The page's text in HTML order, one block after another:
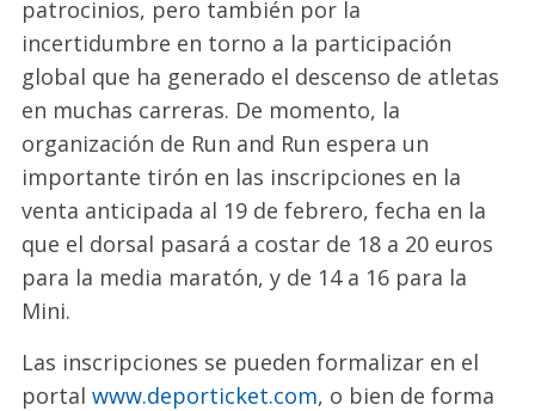
patrocinios, pero también por la
incertidumbre en torno a la participación
global que ha generado el descenso de atletas
en muchas carreras. De momento, la
organización de Run and Run espera un
importante tirón en las inscripciones en la
venta anticipada al 19 de febrero, fecha en la
que el dorsal pasará a costar de 18 a 20 euros
para la media maratón, y de 14 a 16 para la
Mini.
Las inscripciones se pueden formalizar en el
portalwww.deporticket.com, o bien de forma